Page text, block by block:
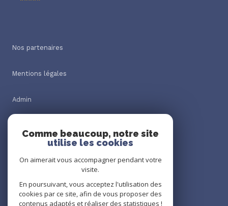
Nos partenaires
Mentions légales
Admin
Comme beaucoup, notre site
utilise les cookies
On aimerait vous accompagner pendant votre
visite.
En poursuivant, vous acceptez l'utilisation des
cookies par ce site, afin de vous proposer des
contenus adaptés et réaliser des statistiques !